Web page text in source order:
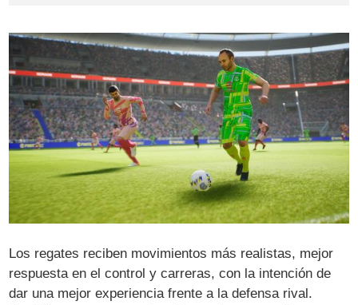
Los regates reciben movimientos más realistas, mejor
respuesta en el control y carreras, con la intención de
dar una mejor experiencia frente a la defensa rival.